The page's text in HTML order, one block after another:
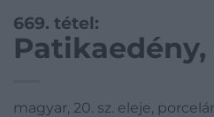
669. tétel:
magyar, 20. sz. eleje,